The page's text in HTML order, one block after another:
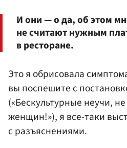
И они — о да, об этом
не считают нужным
в ресторане.
Это я обрисовала
вы поспешите с
(«Бескультурные неучи,
женщин!»), я все-таки
с разъяснениями.